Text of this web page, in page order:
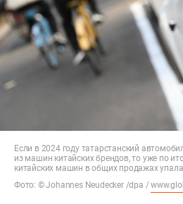
Если в 2024 году татарстанский
из машин китайских брендов, то уже по
китайских машин в общих продажах
Фото: © Johannes Neudecker /dpa /